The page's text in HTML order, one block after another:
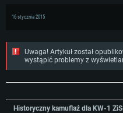
16 stycznia 2015
Uwaga! Artykuł został
wystąpić problemy z
Historyczny kamuflaź dla KW-1